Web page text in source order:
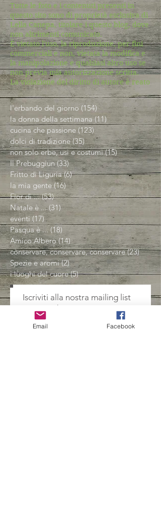
Tutte le foto e i contenuti presenti in
questo sito sono di proprietà esclusiva di
Lella Canepa, titolare i questo blog, dove
non altrimenti comunicato.
È vietato l'uso, la riproduzione, per fini
commerciali e non, vietata la modifica e
la manipolazione e qualsiasi altro uso se
non previa mia autorizzazione scritta.
La violazione del diritto di autore è reato
l'erbando del giorno (154) 154 post
la donna della settimana (11) 11 post
cucina che passione (123)123 post
dolci di tradizione (35)35 post
non solo erbe, usi e costumi (15)15 post
Il Prebuggiun (33)33 post
Fritto di Liguria (6)6 post
la mia gente (16)16 post
Fior di ... (53)53 post
Natale è ... (31)31 post
eventi (17)17 post
Pasqua è ... (18) 18 post
Amico Albero (14)14 post
conservare, conservare, conservare (23)23 post
Spezie e aromi (2)2 post
i luoghi del cuore (5)5 post
Iscriviti alla nostra mailing list
Non perdere mai un
aggiornamento
Email Facebook